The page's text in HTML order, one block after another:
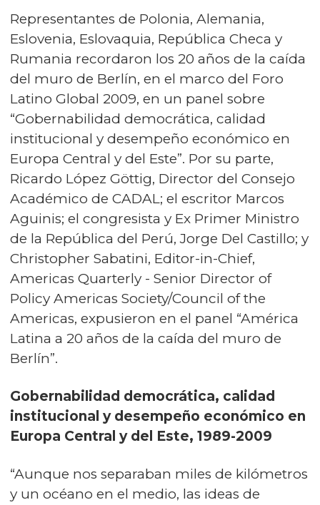
Representantes de Polonia, Alemania,
Eslovenia, Eslovaquia, República Checa y
Rumania recordaron los 20 años de la caída
del muro de Berlín, en el marco del Foro
Latino Global 2009, en un panel sobre
“Gobernabilidad democrática, calidad
institucional y desempeño económico en
Europa Central y del Este”. Por su parte,
Ricardo López Göttig, Director del Consejo
Académico de CADAL; el escritor Marcos
Aguinis; el congresista y Ex Primer Ministro
de la República del Perú, Jorge Del Castillo; y
Christopher Sabatini, Editor-in-Chief,
Americas Quarterly - Senior Director of
Policy Americas Society/Council of the
Americas, expusieron en el panel “América
Latina a 20 años de la caída del muro de
Berlín”.
Gobernabilidad democrática, calidad
institucional y desempeño económico en
Europa Central y del Este, 1989-2009
“Aunque nos separaban miles de kilómetros
y un océano en el medio, las ideas de